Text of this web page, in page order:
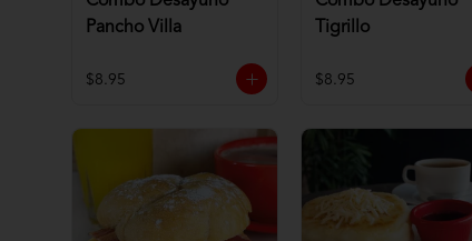
Pancho Villa
$8.95
Tigrillo
$8.95